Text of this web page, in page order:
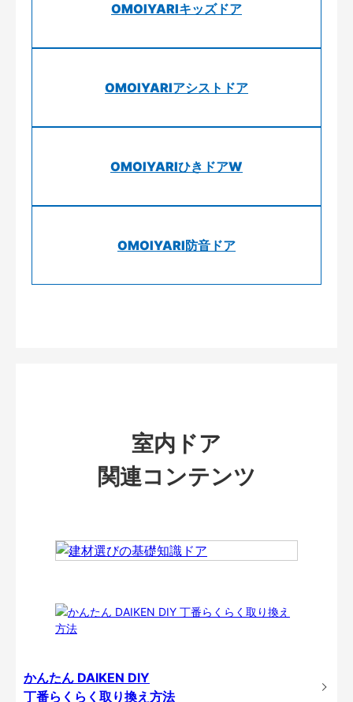
OMOIYARIキッズドア
OMOIYARIアシストドア
OMOIYARIひきドアW
OMOIYARI防音ドア
室内ドア
関連コンテンツ
かんたん DAIKEN DIY
丁番らくらく取り換え方法